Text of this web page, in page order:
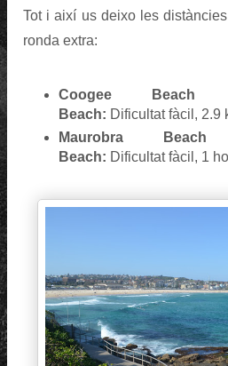
Tot i així us deixo les
ronda extra:
Coogee Beach
Beach: Dificultat fàcil, 2.9
Maurobra
Beach: Dificultat fàcil, 1